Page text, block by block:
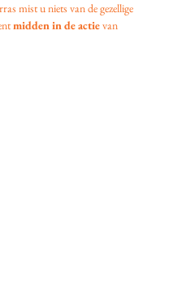
mist u niets van de gezellige
midden in de actie van